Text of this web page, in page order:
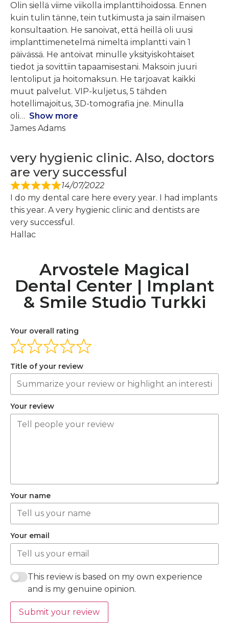
Olin siellä viime viikolla implanttihoidossa. Ennen
kuin tulin tänne, tein tutkimusta ja sain ilmaisen
konsultaation. He sanoivat, että heillä oli uusi
implanttimenetelmä nimeltä implantti vain 1
päivässä. He antoivat minulle yksityiskohtaiset
tiedot ja sovittiin tapaamisestani. Maksoin juuri
lentoliput ja hoitomaksun. He tarjoavat kaikki
muut palvelut. VIP-kuljetus, 5 tähden
hotellimajoitus, 3D-tomografia jne. Minulla
oli
Show more
James Adams
very hygienic clinic. Also, doctors
are very successful
14/07/2022
I do my dental care here every year. I had implants
this year. A very hygienic clinic and dentists are
very successful.
Hallac
Arvostele Magical
Dental Center | Implant
& Smile Studio Turkki
Your overall rating
Title of your review
Your review
Your name
Your email
This review is based on my own experience
and is my genuine opinion.
Submit your review